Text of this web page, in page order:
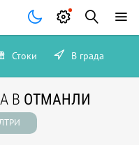
Стоки В града
В ОТМАНЛИ